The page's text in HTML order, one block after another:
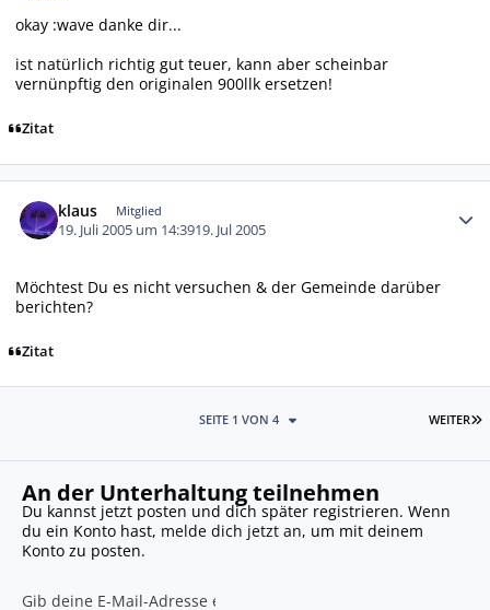
okay :wave danke dir...
ist natürlich richtig gut teuer, kann aber scheinbar
vernünpftig den originalen 900llk ersetzen!
Zitat
klaus Mitglied
19. Juli 2005 um 14:3919. Jul 2005
Möchtest Du es nicht versuchen & der Gemeinde darüber
berichten?
Zitat
WEITER
SEITE 1 VON 4
An der Unterhaltung teilnehmen
Du kannst jetzt posten und dich später registrieren. Wenn
du ein Konto hast, melde dich jetzt an, um mit deinem
Konto zu posten.